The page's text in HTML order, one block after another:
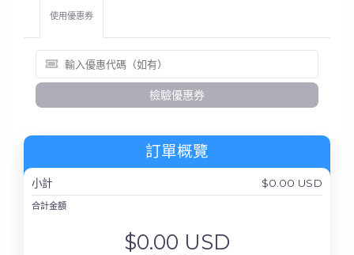
使用優惠券
檢驗優惠券
訂單概覽
小計 $0.00 USD
合計金額
$0.00 USD